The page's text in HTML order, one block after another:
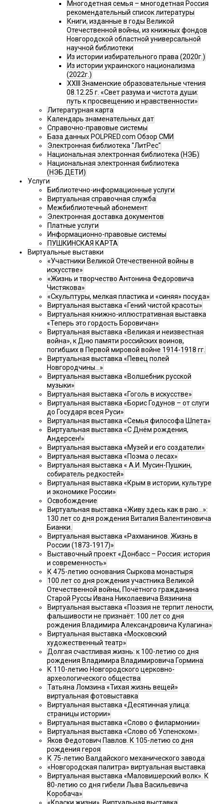
Многодетная семья – многодетная Россия
рекомендательный список литературы
Книги, изданные в годы Великой
Отечественной войны, из книжных фондов
Новгородской областной универсальной
научной библиотеки
Из истории избирательного права (2020г.)
Из истории украинского национализма
(2022г.)
XXIII Знаменские образовательные чтения
08.12.25 г. «Свет разума и чистота души:
путь к просвещению и нравственности»
Литературная карта
Календарь знаменательных дат
Справочно-правовые системы
База данных POLPRED.com Обзор СМИ
Электронная библиотека "ЛитРес"
Национальная электронная библиотека (НЭБ)
Национальная электронная библиотека
(НЭБ.ДЕТИ)
Услуги
Библиотечно-информационные услуги
Виртуальная справочная служба
Межбиблиотечный абонемент
Электронная доставка документов
Платные услуги
Информационно-правовые системы
ПУШКИНСКАЯ КАРТА
Виртуальные выставки
«Участники Великой Отечественной войны в
искусстве»
«Жизнь и творчество Антонина Федоровича
Чистякова»
«Скульптуры, мелкая пластика и «синяя» посуда»
Виртуальная выставка «Гений чистой красоты»
Виртуальная книжно-иллюстративная выставка
«Теперь это гордость Боровичан»
Виртуальная выставка «Великая и неизвестная
война», к Дню памяти российских воинов,
погибших в Первой мировой войне 1914-1918 гг.
Виртуальная выставка «Певец полей
Новгородчины…»
Виртуальная выставка «Волшебник русской
музыки»
Виртуальная выставка «Гоголь в искусстве»
Виртуальная выставка «Борис Годунов – от слуги
до Государя всея Руси»
Виртуальная выставка «Семья философа Шпета»
Виртуальная выставка «С Днём рождения,
Андерсен!»
Виртуальная выставка «Музей и его создатели»
Виртуальная выставка «Поэма о лесах»
Виртуальная выставка « А.И. Мусин-Пушкин,
собиратель редкостей»
Виртуальная выставка «Крым в истории, культуре
и экономике России»
Освобождение
Виртуальная выставка «Живу здесь как в раю…»:
130 лет со дня рождения Виталия Валентиновича
Бианки.
Виртуальная выставка «Рахманинов. Жизнь в
России (1873-1917)»
Выставочный проект «Донбасс – Россия: история
и современность»
К 475-летию основания Сыркова монастыря
100 лет со дня рождения участника Великой
Отечественной войны, Почётного гражданина
Старой Руссы Ивана Николаевича Вязинина
Виртуальная выставка «Поэзия не терпит лености,
фальшивости не признаёт: 100 лет со дня
рождения Владимира Александровича Кулагина»
Виртуальная выставка «Московский
художественный театр»
Долгая счастливая жизнь: к 100-летию со дня
рождения Владимира Владимировича Гормина
К 110-летию Новгородского церковно-
археологического общества
Татьяна Ломзина «Тихая жизнь вещей»
виртуальная фотовыставка
Виртуальная выставка «Десятинная улица:
страницы истории»
Виртуальная выставка «Слово о филармонии»
Виртуальная выставка «Слово об Успенском».
Яков Федотович Павлов. К 105-летию со дня
рождения героя
К 75-летию Валдайского механического завода
«Новгородская палитра» виртуальная выставка
Виртуальная выставка «Маловишерский волк». К
80-летию со дня гибели Льва Васильевича
Коробача»